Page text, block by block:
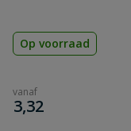
Op voorraad
vanaf
€
3,32